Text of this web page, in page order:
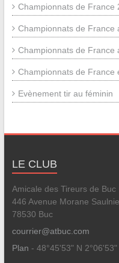
Championnats de France
Championnats de France
Championnats de France
Championnats de France
Evènement tir au féminin
LE CLUB
Amicale des Tireurs de Buc
446 Avenue Morane
78530 Buc
courrier@atbuc.com
Plan - 48°45'53" N 2°06'53"